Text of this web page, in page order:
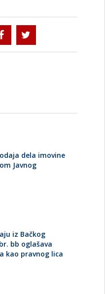
dela imovine
Javnog
iz Bačkog
bb oglašava
kao pravnog lica